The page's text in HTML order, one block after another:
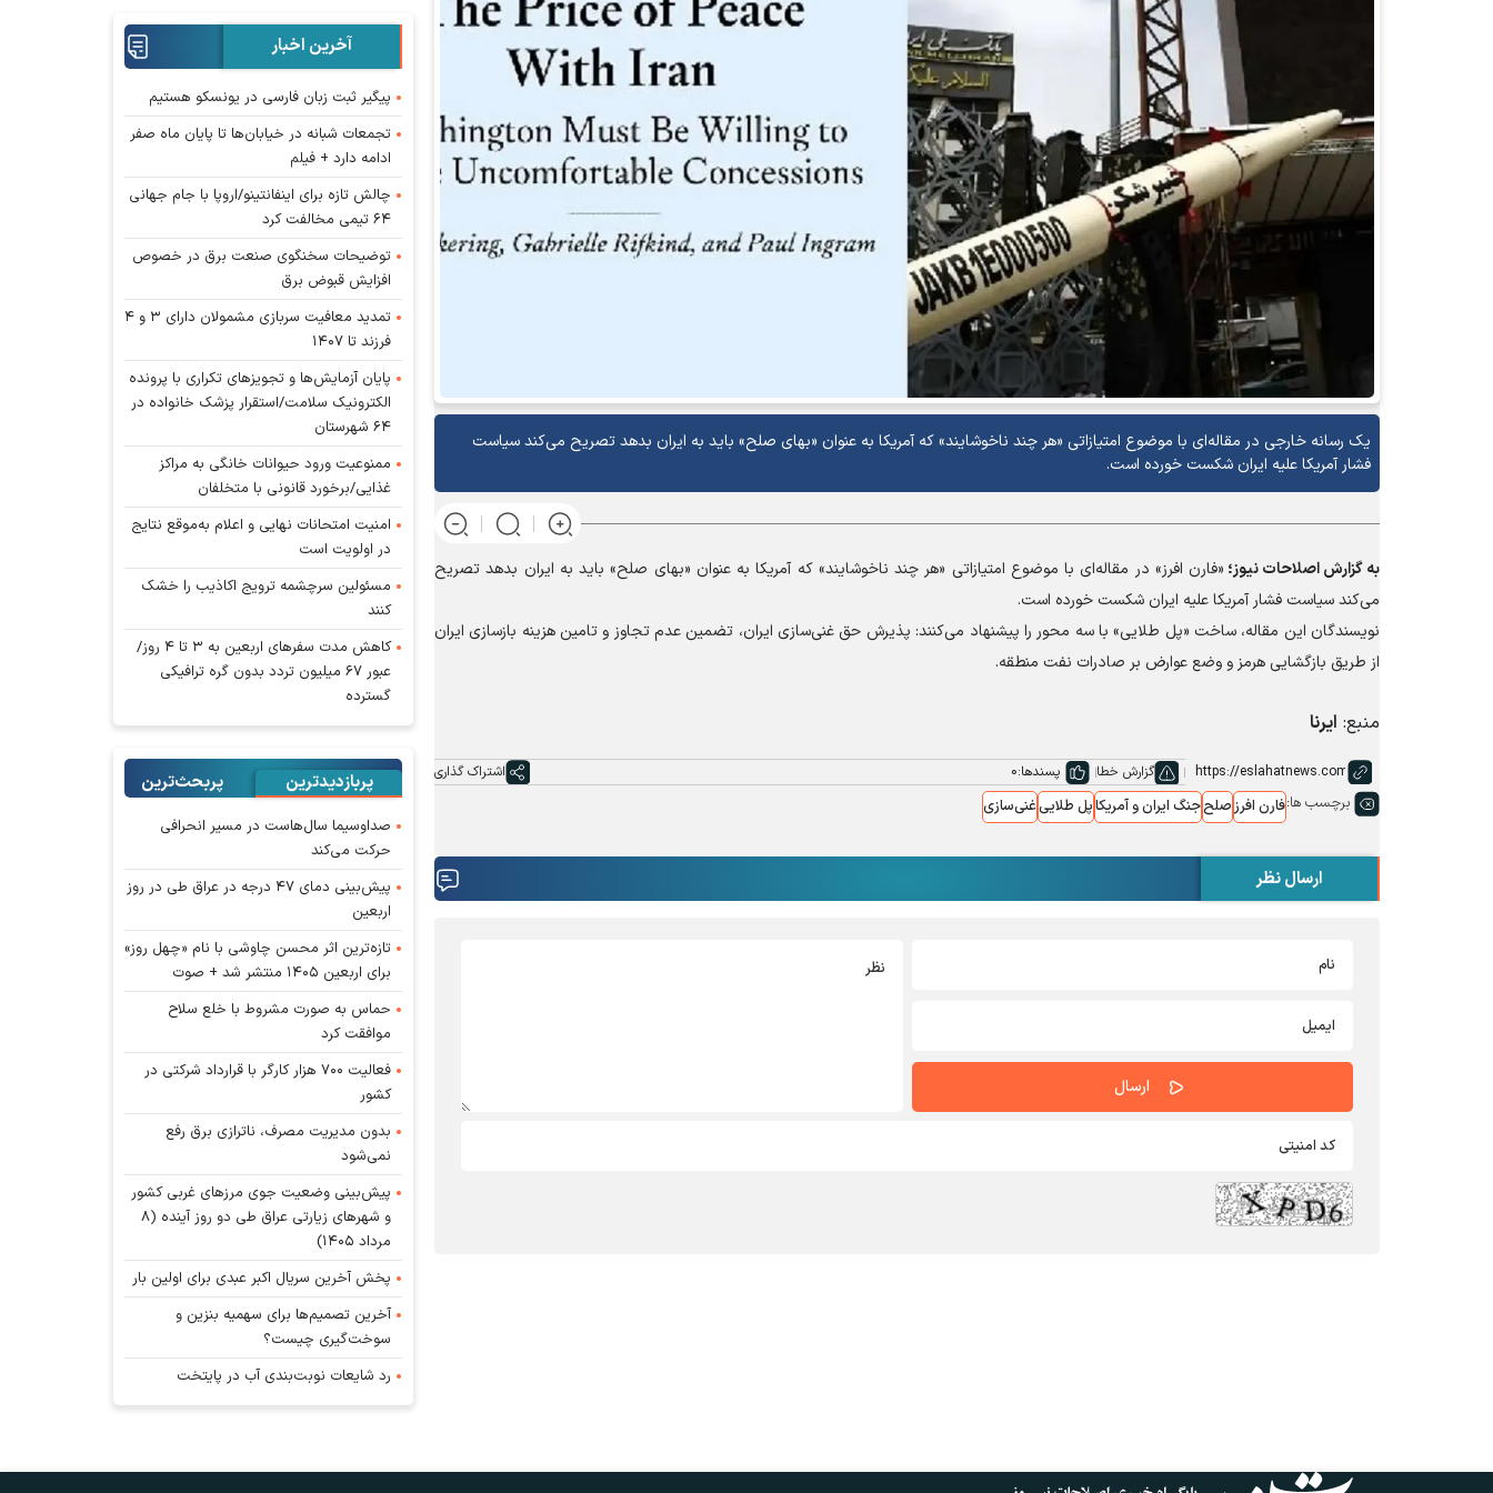
یک رسانه خارجی در مقاله‌ای با موضوع امتیازاتی «هر چند ناخوشایند» که آمریکا به عنوان «بهای صلح» باید به ایران بدهد تصریح می‌کند سیاست
فشار آمریکا علیه ایران شکست خورده است.
به گزارشاصلاحات نیوز؛ «فارن افرز» در مقاله‌ای با موضوع امتیازاتی «هر چند ناخوشایند» که آمریکا به عنوان «بهای صلح» باید به ایران بدهد تصریح
می‌کند سیاست فشار آمریکا علیه ایران شکست خورده است.
نویسندگان این مقاله، ساخت «پل طلایی» با سه محور را پیشنهاد می‌کنند: پذیرش حق غنی‌سازی ایران، تضمین عدم تجاوز و تامین هزینه بازسازی ایران
از طریق بازگشایی هرمز و وضع عوارض بر صادرات نفت منطقه.
منبع: ایرنا
گزارش خطا پسندها:0 اشتراک گذاری
برچسب ها:فارن افرزصلحجنگ ایران و آمریکاپل طلاییغنی‌سازی
ارسال نظر
آخرین اخبار
پیگیر ثبت زبان فارسی در یونسکو هستیم
تجمعات شبانه در خیابان‌ها تا پایان ماه صفر
ادامه دارد + فیلم
چالش تازه برای اینفانتینو/اروپا با جام جهانی
۶۴ تیمی مخالفت کرد
توضیحات سخنگوی صنعت برق در خصوص
افزایش قبوض برق
تمدید معافیت سربازی مشمولان دارای ۳ و ۴
فرزند تا ۱۴۰۷
پایان آزمایش‌ها و تجویز‌های تکراری با پرونده
الکترونیک سلامت/استقرار پزشک خانواده در
۶۴ شهرستان
ممنوعیت ورود حیوانات خانگی به مراکز
غذایی/برخورد قانونی با متخلفان
امنیت امتحانات نهایی و اعلام به‌موقع نتایج
در اولویت است
مسئولین سرچشمه ترویج اکاذیب را خشک
کنند
کاهش مدت سفر‌های اربعین به ۳ تا ۴ روز/
عبور ۶۷ میلیون تردد بدون گره ترافیکی
گسترده
پربازدیدترین پربحث‌ترین‌
صداوسیما سال‌هاست در مسیر انحرافی
حرکت می‌کند
پیش‌بینی دمای ۴۷ درجه در عراق طی در روز
اربعین
تازه‌ترین اثر محسن چاوشی با نام «چهل روز»
برای اربعین ۱۴۰۵ منتشر شد + صوت
حماس به صورت مشروط با خلع سلاح
موافقت کرد
فعالیت ۷۰۰ هزار کارگر با قرارداد شرکتی در
کشور
بدون مدیریت مصرف، ناترازی برق رفع
نمی‌شود
پیش‌بینی وضعیت جوی مرز‌های غربی کشور
و شهر‌های زیارتی عراق طی دو روز آینده (۸
مرداد ۱۴۰۵)
پخش آخرین سریال اکبر عبدی برای اولین بار
آخرین تصمیم‌ها برای سهمیه بنزین و
سوخت‌گیری چیست؟
رد شایعات نوبت‌بندی آب در پایتخت